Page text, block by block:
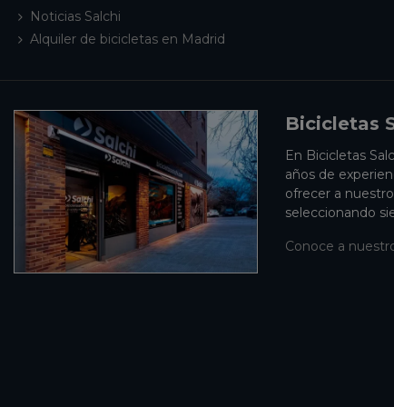
Noticias Salchi
Alquiler de bicicletas en Madrid
Bicicletas
En Bicicletas
años de
ofrecer a
seleccionando
Conoce a